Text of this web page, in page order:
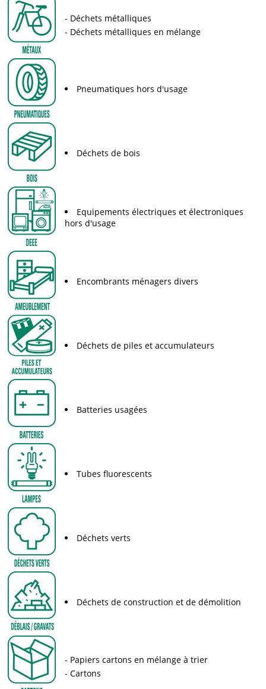
Déchets métalliques
Déchets métalliques en mélange
Pneumatiques hors d'usage
Déchets de bois
Equipements électriques et électroniques
hors d'usage
Encombrants ménagers divers
Déchets de piles et accumulateurs
Batteries usagées
Tubes fluorescents
Déchets verts
Déchets de construction et de démolition
Papiers cartons en mélange à trier
Cartons